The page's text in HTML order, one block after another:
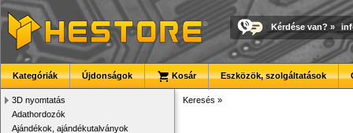
Kérdése van? »
Kategóriák Újdonságok Kosár Eszközök, szolgáltatások
3D nyomtatás
Adathordozók
Ajándékok, ajándékutalványok
Keresés »